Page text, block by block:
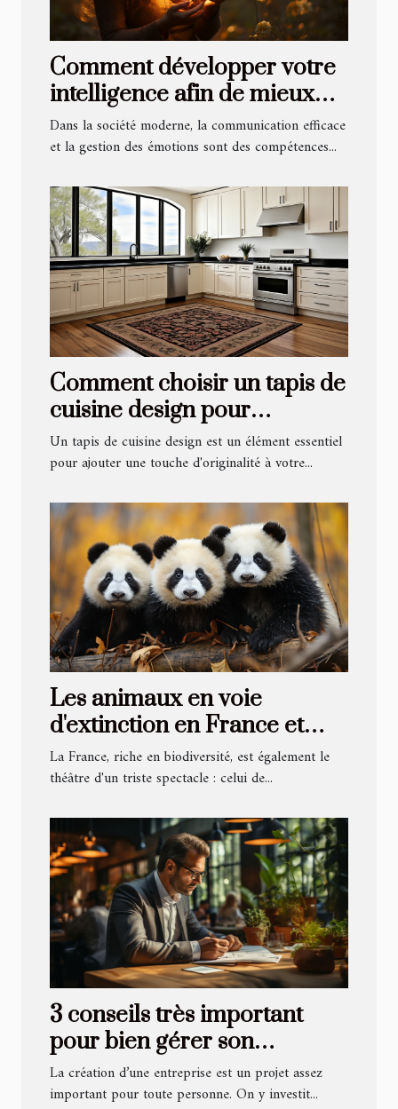
Comment développer votre
intelligence afin de mieux
partager vos émotions ?
Dans la société moderne, la communication efficace
et la gestion des émotions sont des compétences...
Comment choisir un tapis de
cuisine design pour
rehausser votre intérieur
Un tapis de cuisine design est un élément essentiel
pour ajouter une touche d'originalité à votre...
Les animaux en voie
d'extinction en France et
comment les aider
La France, riche en biodiversité, est également le
théâtre d'un triste spectacle : celui de...
3 conseils très important
pour bien gérer son
entreprise
La création d’une entreprise est un projet assez
important pour toute personne. On y investit...